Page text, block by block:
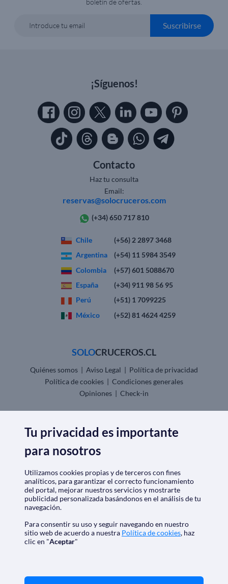
Introduce tu email Suscribirse
¡Síguenos!
Contacto
Haz tu consulta
Email:
reservas@solocruceros.com
(+34) 650 717 810
Chile
(+56) 2 2897 3468
Argentina
(+54) 11 5984 3549
Colombia
(+57) 601 5088670
España
(+34) 911 98 56 95
Perú
(+51) 1 7099225
México
(+52) 81 4624 4259
SOLOCRUCEROS.CL
Quiénes somos | Aviso Legal | Política de privacidad
Política de cookies | Condiciones generales
Opiniones | Check-in
Descarga nuestra app
Nos acreditan
Tu privacidad es importante
para nosotros
Utilizamos cookies propias y de terceros con fines
analíticos, para garantizar el correcto funcionamiento
del portal, mejorar nuestros servicios y mostrarte
publicidad personalizada basándonos en el análisis de tu
navegación.
Para consentir su uso y seguir navegando en nuestro
sitio web de acuerdo a nuestra Política de cookies, haz
clic en "Aceptar"